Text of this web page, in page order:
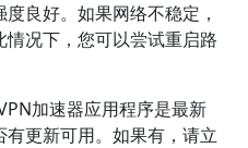
良好。如果网络不稳定，
况下，您可以尝试重启路
加速器应用程序是最新
更新可用。如果有，请立